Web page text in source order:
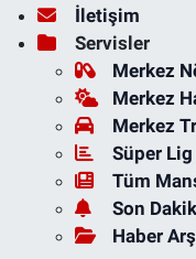
İletişim
Servisler
Merkez
Merkez
Merkez
Süper
Tüm
Son
Haber